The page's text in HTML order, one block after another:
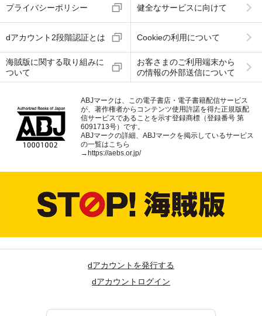
プライバシーポリシー 健全なサービスに向けて
dアカウント2段階認証とは Cookieの利用について
海賊版に関する取り組みに
ついて
お客さまのご利用端末から
の情報の外部送信について
ABJマークは、この電子書店・電子書籍配信サービス
が、著作権者からコンテンツ使用許諾を得た正規版配
信サービスであることを示す登録商標（登録番号 第
6091713号）です。
ABJマークの詳細、ABJマークを掲示しているサービス
の一覧はこちら
→ https://aebs.or.jp/
dアカウントを発行する
dアカウントログイン